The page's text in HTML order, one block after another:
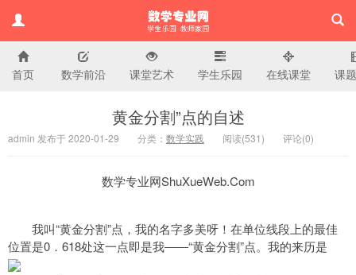
小学数学专业网
首页 数学前沿 课堂艺术 学生乐园 在线课堂 课
黄金分割”点的自述
admin 发布于 2020-01-29 分类： 数学实践 阅读(531) 评论(0)
数学专业网ShuXueWeb.Com
我叫“黄金分割”点，我的名字多美呀！在单位线段上的最佳
位置是0．618处这一点即是我――“黄金分割”点。我的来历是